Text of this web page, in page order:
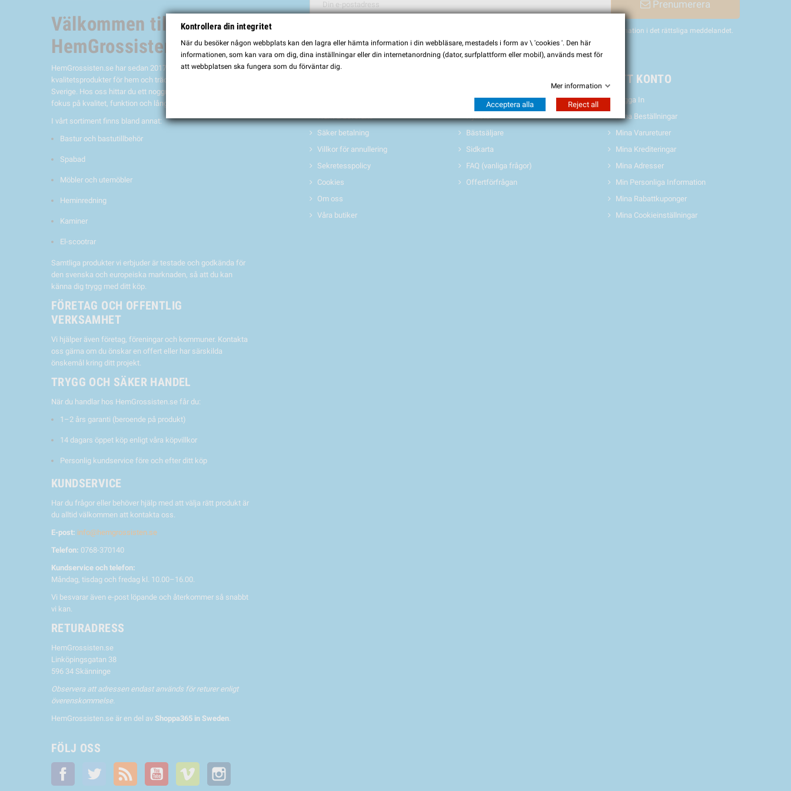
Välkommen till
HemGrossisten.se
HemGrossisten.se har sedan 2017 erbjudit
kvalitetsprodukter för hem och trädgård till kunder över hela
Sverige. Hos oss hittar du ett noggrant utvalt sortiment med
fokus på kvalitet, funktion och lång hållbarhet.
I vårt sortiment finns bland annat:
Bastur och bastutillbehör
Spabad
Möbler och utemöbler
Heminredning
Kaminer
El-scootrar
Samtliga produkter vi erbjuder är testade och godkända för
den svenska och europeiska marknaden, så att du kan
känna dig trygg med ditt köp.
FÖRETAG OCH OFFENTLIG
VERKSAMHET
Vi hjälper även företag, föreningar och kommuner. Kontakta
oss gärna om du önskar en offert eller har särskilda
önskemål kring ditt projekt.
TRYGG OCH SÄKER HANDEL
När du handlar hos HemGrossisten.se får du:
1–2 års garanti (beroende på produkt)
14 dagars öppet köp enligt våra köpvillkor
Personlig kundservice före och efter ditt köp
KUNDSERVICE
Har du frågor eller behöver hjälp med att välja rätt produkt är
du alltid välkommen att kontakta oss.
E-post: info@hemgrossisten.se
Telefon: 0768-370140
Kundservice och telefon:
Måndag, tisdag och fredag kl. 10.00–16.00.
Vi besvarar även e-post löpande och återkommer så snabbt
vi kan.
RETURADRESS
HemGrossisten.se
Linköpingsgatan 38
596 34 Skänninge
Observera att adressen endast används för returer enligt
överenskommelse.
HemGrossisten.se är en del av Shoppa365 in Sweden.
FÖLJ OSS
Facebook Twitter RSS YouTube Vimeo
Prenumerera
Du kan avbryta prenumerationen när som helst. För detta ändamål, vänligen hitta vår kontaktinformation i det rättsliga meddelandet.
Jag godkänner villkoren och sekretesspolicyen
Frakt & Leverans
Säker betalning
Villkor för annullering
Sekretesspolicy
Cookies
Om oss
Våra butiker
Erbjudanden/REA
Nyheter
Bästsäljare
Sidkarta
FAQ (vanliga frågor)
Offertförfrågan
MITT KONTO
Logga In
Mina Beställningar
Mina Varureturer
Mina Krediteringar
Mina Adresser
Min Personliga Information
Mina Rabattkuponger
Mina Cookieinställningar
Kontrollera din integritet
När du besöker någon webbplats kan den lagra eller hämta information i din webbläsare, mestadels i form av \ 'cookies '. Den här
informationen, som kan vara om dig, dina inställningar eller din internetanordning (dator, surfplattform eller mobil), används mest för
att webbplatsen ska fungera som du förväntar dig.
Mer information
Acceptera alla Reject all